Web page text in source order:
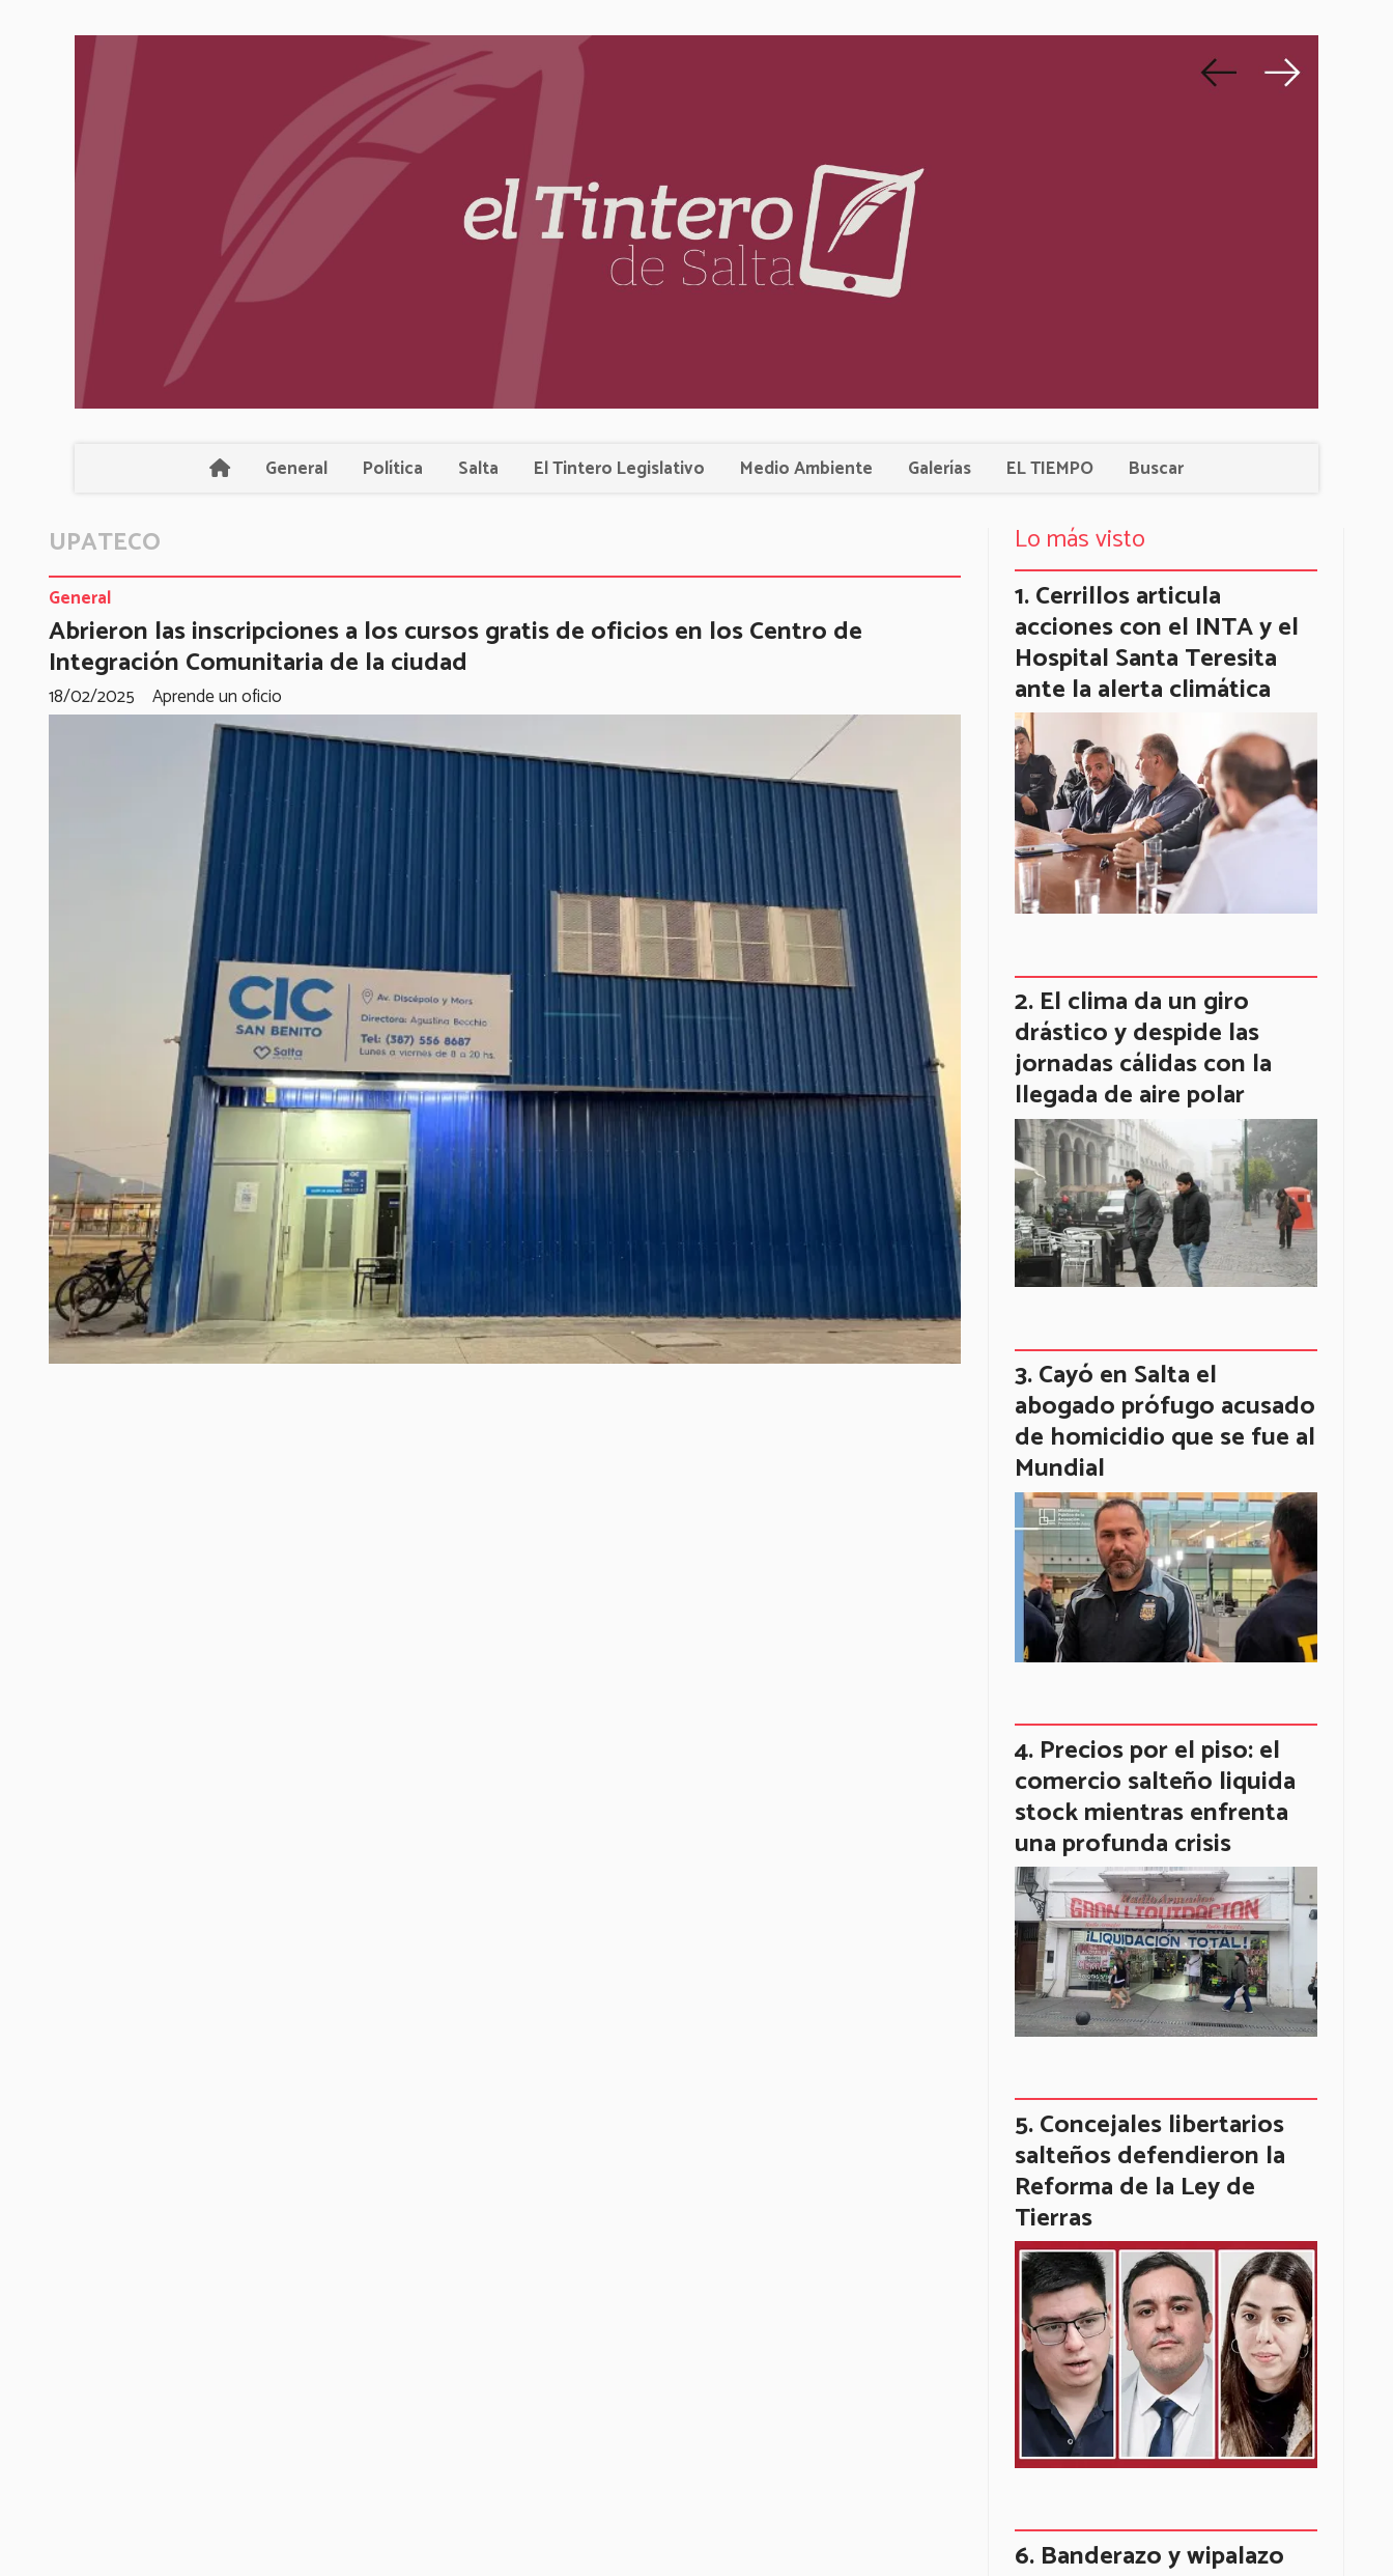
General Política Salta El Tintero Legislativo Medio Ambiente Galerías EL TIEMPO Buscar
UPATECO
Abrieron las inscripciones a los cursos gratis de oficios en los Centro de
Integración Comunitaria de la ciudad
Aprende un oficio
General
18/02/2025
Lo más visto
Cerrillos articula
acciones con el INTA y el
Hospital Santa Teresita
ante la alerta climática
El clima da un giro
drástico y despide las
jornadas cálidas con la
llegada de aire polar
Cayó en Salta el
abogado prófugo acusado
de homicidio que se fue al
Mundial
Precios por el piso: el
comercio salteño liquida
stock mientras enfrenta
una profunda crisis
Concejales libertarios
salteños defendieron la
Reforma de la Ley de
Tierras
Banderazo y wipalazo